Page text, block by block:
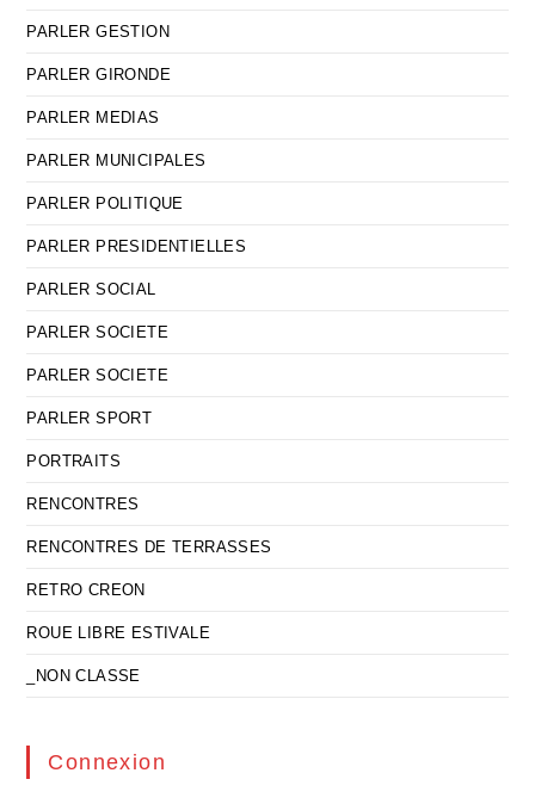
PARLER GESTION
PARLER GIRONDE
PARLER MEDIAS
PARLER MUNICIPALES
PARLER POLITIQUE
PARLER PRESIDENTIELLES
PARLER SOCIAL
PARLER SOCIETE
PARLER SOCIETE
PARLER SPORT
PORTRAITS
RENCONTRES
RENCONTRES DE TERRASSES
RETRO CREON
ROUE LIBRE ESTIVALE
_NON CLASSE
Connexion